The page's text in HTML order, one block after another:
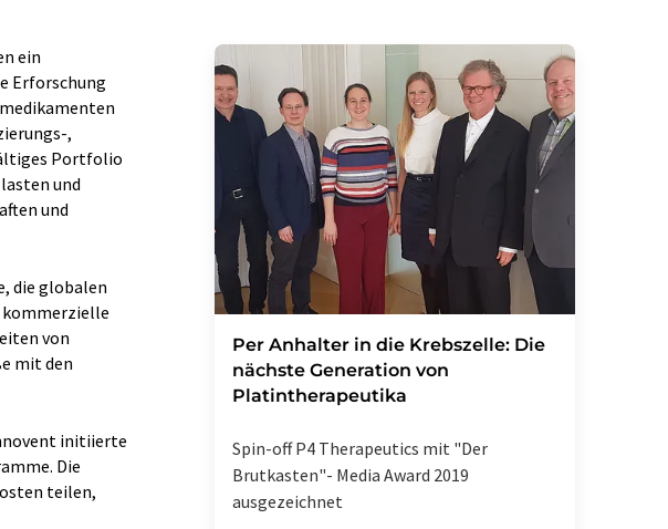
ein
Erforschung
,
Portfolio
und
und
die globalen
kommerzielle
von
mit den
initiierte
Die
teilen,
Per Anhalter in die Krebszelle: Die
nächste Generation von
Platintherapeutika
Spin-off P4 Therapeutics mit "Der
Brutkasten"- Media Award 2019
ausgezeichnet